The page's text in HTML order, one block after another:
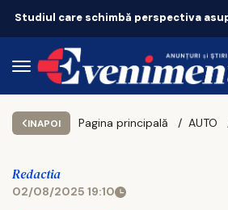
Studiul care schimbă perspectiva asupra orașelor. Ce înseamnă pentru Iași, oraș sufocat de betoane
INAPOI Pagina principală AUTO
Redactia
02/08/2025 19:10